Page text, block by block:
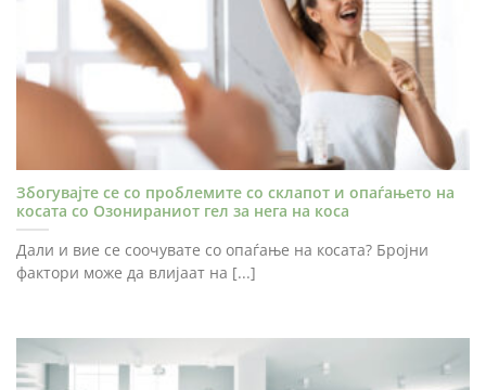
Збогувајте се со проблемите со склапот и опаѓањето на
косата со Озонираниот гел за нега на коса
Дали и вие се соочувате со опаѓање на косата? Бројни
фактори може да влијаат на [...]